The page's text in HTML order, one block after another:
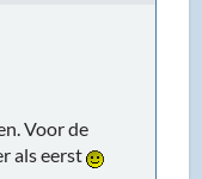
Voor de
als eerst